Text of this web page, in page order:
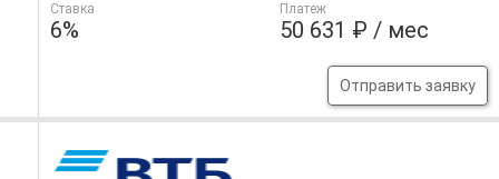
Ставка
6%
Платеж
50 631 ₽ / мес
Отправить заявку